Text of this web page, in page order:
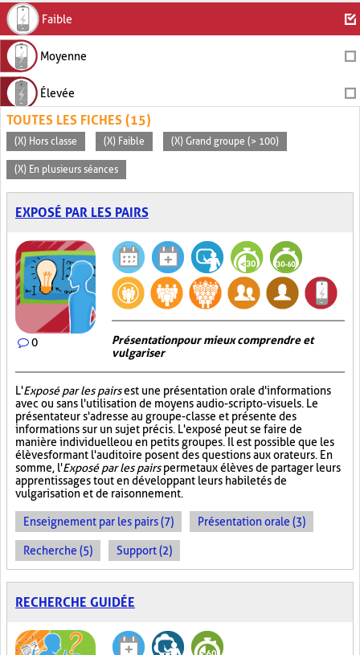
Faible
Moyenne
Élevée
TOUTES LES FICHES (15)
(X) Hors classe (X) Faible (X) Grand groupe (> 100)
(X) En plusieurs séances
EXPOSÉ PAR LES PAIRS
0
Présentation pour mieux comprendre et
vulgariser
L'Exposé par les pairsest une présentation orale d'informations
avec ou sans l'utilisation de moyens audio-scripto-visuels. Le
présentateur s'adresse au groupe-classe et présente des
informations sur un sujet précis. L'exposé peut se faire de
manière individuelle ou en petits groupes. Il est possible que les
élèves formant l'auditoire posent des questions aux orateurs. En
somme, l'Exposé par les pairspermet aux élèves de partager leurs
apprentissages tout en développant leurs habiletés de
vulgarisation et de raisonnement.
Enseignement par les pairs (7) Présentation orale (3)
Recherche (5) Support (2)
RECHERCHE GUIDÉE